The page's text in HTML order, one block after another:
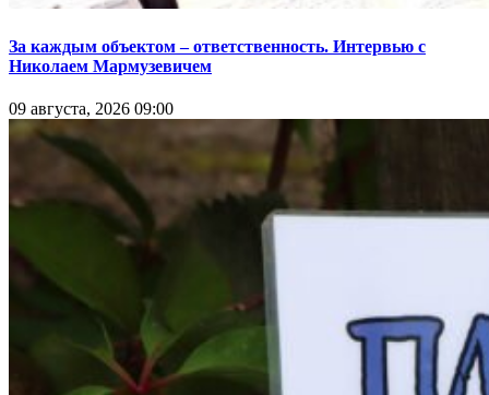
За каждым объектом – ответственность. Интервью с
Николаем Мармузевичем
09 августа, 2026 09:00